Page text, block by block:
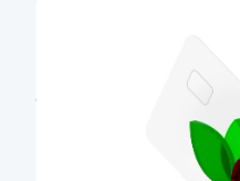
S udržitelností to
eko karty z
podílem recyklovaného
nahrazujeme kartami ze